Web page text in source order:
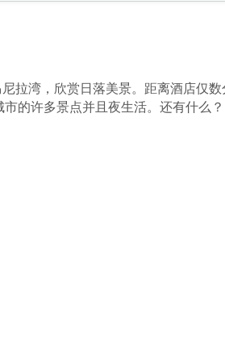
拉湾，欣赏日落美景。距离酒店仅
的许多景点并且夜生活。还有什么？